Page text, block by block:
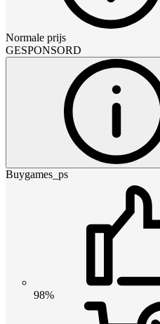
Normale prijs
GESPONSORD
Buygames_ps
98%